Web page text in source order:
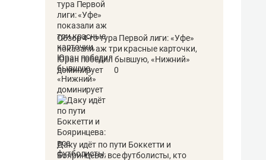
Обзор 4-го тура Первой лиги: «Уфе»
показали аж три красные карточки,
Юран победил бывшую, «Нижний»
доминирует
0
Даку идёт по пути Боккетти и
Бояринцева: все футболисты, кто